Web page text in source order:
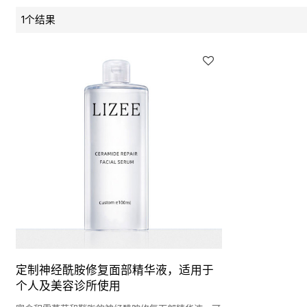
1个结果
定制神经酰胺修复面部精华液，适用于
个人及美容诊所使用